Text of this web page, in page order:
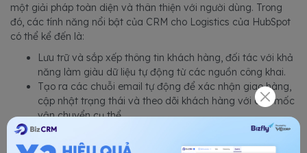
một giải pháp toàn diện và thân thiện với người dùng. Trong
đó, các tính năng nổi bật của CRM cho Logistics của HubSpot
có thể kể đến là:
Lưu trữ và sắp xếp thông tin khách hàng, đối tác với khả
năng làm giàu dữ liệu tự động từ các nguồn công khai.
Tạo ra các chuỗi email tự động để xác nhận giao hàng,
cập nhật trạng thái và theo dõi khách hàng với các mốc
vận chuyển cụ thể.
Dễ dàng truy cập dữ liệu khách hàng và theo dõi trạng
thái đơn hàng thông qua ứng dụng di động.